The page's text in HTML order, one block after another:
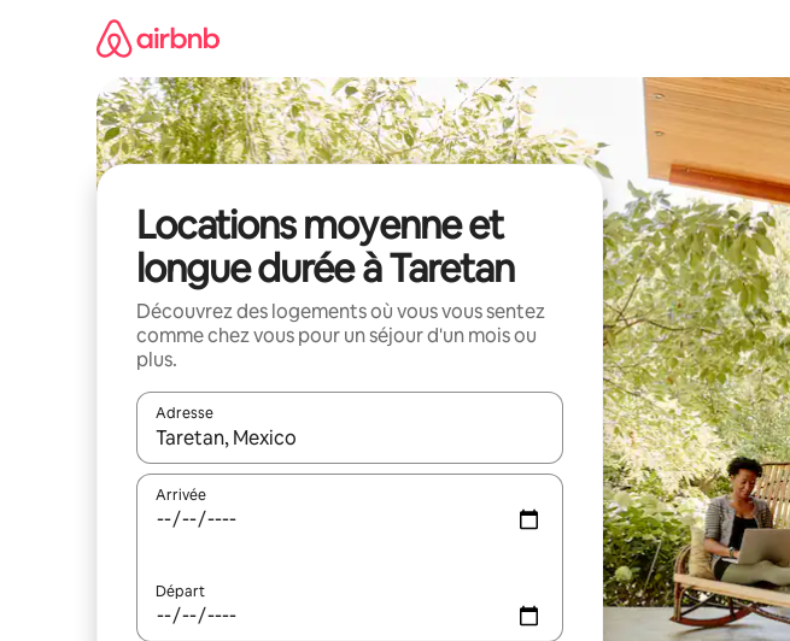
Locations moyenne et
longue durée à Taretan
Découvrez des logements où vous vous sentez
comme chez vous pour un séjour d'un mois ou
plus.
Adresse
Lorsque les résultats s'affichent, utilisez les flèches vers le haut et vers le bas
Arrivée
Départ